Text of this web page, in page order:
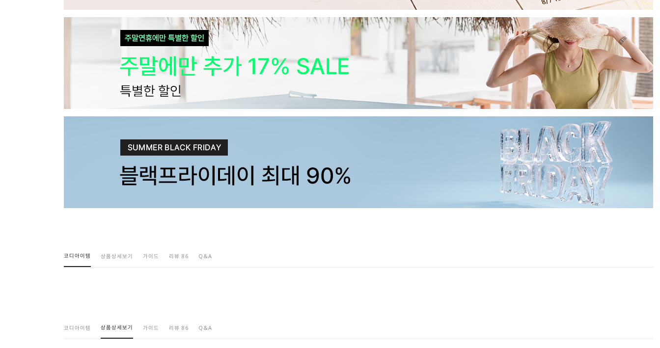
코디아이템 상품상세보기 가이드 리뷰 86 Q&A
코디아이템 상품상세보기 가이드 리뷰 86 Q&A